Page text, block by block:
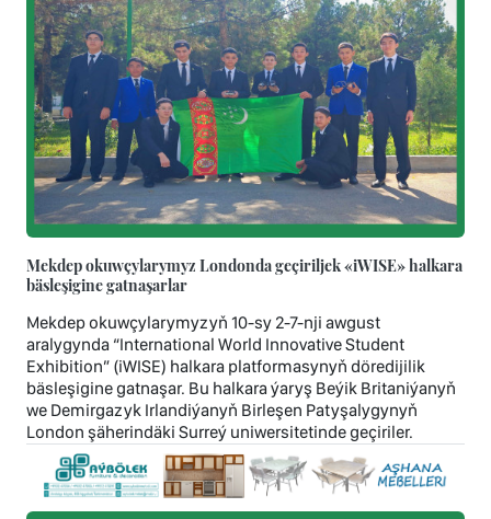
Mekdep okuwçylarymyz Londonda geçiriljek «iWISE» halkara
bäsleşigine gatnaşarlar
Mekdep okuwçylarymyzyň 10-sy 2-7-nji awgust
aralygynda “International World Innovative Student
Exhibition” (iWISE) halkara platformasynyň döredijilik
bäsleşigine gatnaşar. Bu halkara ýaryş Beýik Britaniýanyň
we Demirgazyk Irlandiýanyň Birleşen Patyşalygynyň
London şäherindäki Surreý uniwersitetinde geçiriler.